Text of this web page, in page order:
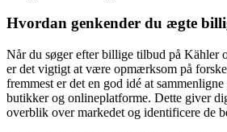
Hvordan genkender du ægte
Når du søger efter billige tilbud på Kähler
er det vigtigt at være opmærksom på
fremmest er det en god idé at
butikker og onlineplatforme. Dette giver
overblik over markedet og identificere de